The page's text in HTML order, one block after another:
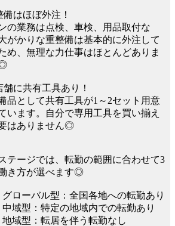
備はほぼ外注！
の業務は点検、車検、用品取付な
がかりな重整備は基本的に外注して
め、無理な力仕事はほとんどありま
舗に共有工具あり！
品として共有工具が1～2セット用意
います。自分で専用工具を買い揃え
はありません◎
テージでは、転勤の範囲に合わせて3
き方が選べます◎
グローバル型：全国各地への転勤あり
中域型：特定の地域内での転勤あり
地域型：転居を伴う転勤なし